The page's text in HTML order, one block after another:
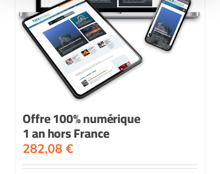
Offre 100% numérique
1 an hors France
282,08 €